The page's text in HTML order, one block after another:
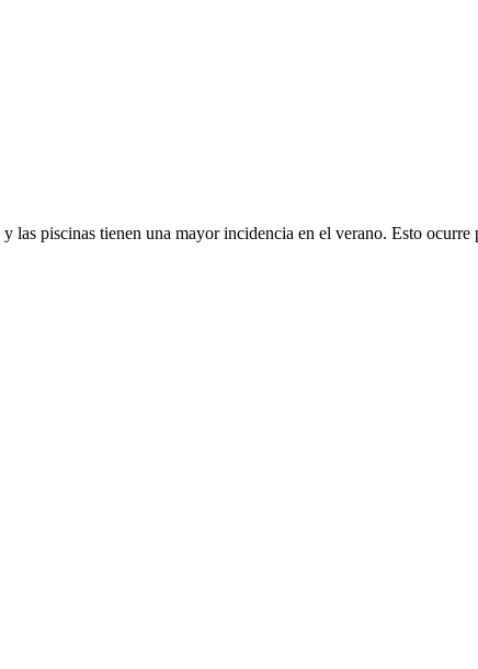
piscinas tienen una mayor incidencia en el verano. Esto ocurre